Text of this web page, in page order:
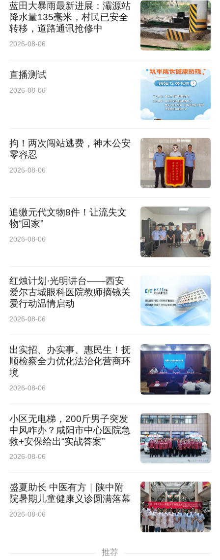
蓝田大暴雨最新进展：灞源站
降水量135毫米，村民已安全
转移，道路通讯抢修中
2026-08-06
直播测试
2026-08-06
拘！两次闯站逃费，神木公安
零容忍
2026-08-06
追缴元代文物8件！让流失文
物“回家”
2026-08-06
红烛计划·光明讲台——西安
爱尔古城眼科医院教师摘镜关
爱行动温情启动
2026-08-06
出实招、办实事、惠民生！抚
顺检察全力优化法治化营商环
境
2026-08-06
小区无电梯，200斤男子突发
中风咋办？咸阳市中心医院急
救+安保给出“实战答案”
2026-08-06
盛夏助长 中医有方｜陕中附
院暑期儿童健康义诊圆满落幕
2026-08-06
推荐